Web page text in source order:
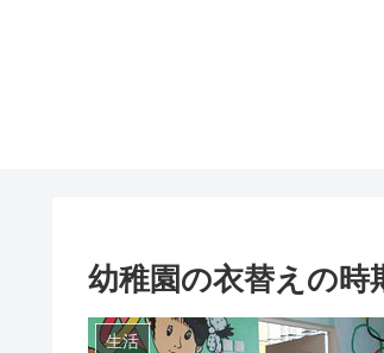
幼稚園の衣替えの時
生活